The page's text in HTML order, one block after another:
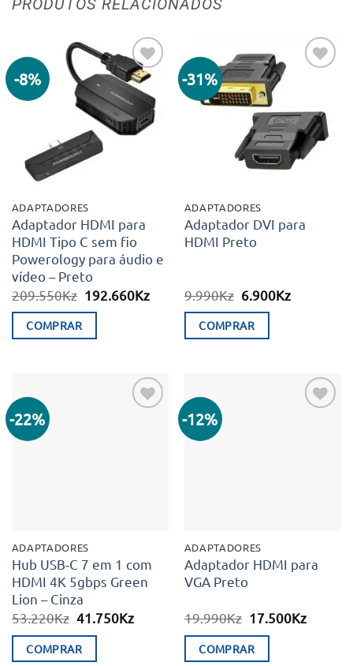
-8%
Adicionar
aos meus
desejos
ADAPTADORES
Adaptador HDMI para
HDMI Tipo C sem fio
Powerology para áudio e
vídeo – Preto
209.550Kz O
era:
192.660KzO
COMPRAR
-31%
Adicionar
desejos
ADAPTADORES
Adaptador DVI para
HDMI Preto
9.990Kz O
original
era:
6.900KzO
COMPRAR
-22%
ADAPTADORES
Hub USB-C 7 em 1 com
HDMI 4K 5gbps Green
Lion – Cinza
53.220Kz O
original
era:
41.750KzO
COMPRAR
-12%
ADAPTADORES
Adaptador HDMI para
VGA Preto
19.990Kz O
original
era:
17.500KzO
COMPRAR